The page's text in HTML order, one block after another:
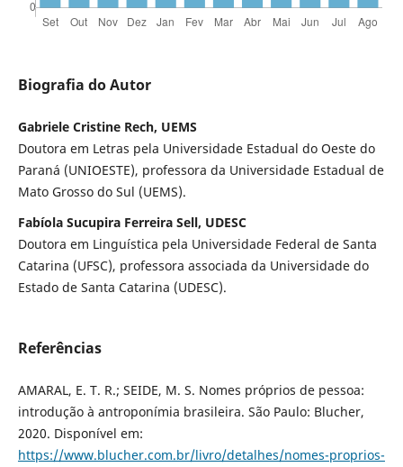
Biografia do Autor
Gabriele Cristine Rech, UEMS
Doutora em Letras pela Universidade Estadual do Oeste do
Paraná (UNIOESTE), professora da Universidade Estadual de
Mato Grosso do Sul (UEMS).
Fabíola Sucupira Ferreira Sell, UDESC
Doutora em Linguística pela Universidade Federal de Santa
Catarina (UFSC), professora associada da Universidade do
Estado de Santa Catarina (UDESC).
Referências
AMARAL, E. T. R.; SEIDE, M. S. Nomes próprios de pessoa:
introdução à antroponímia brasileira. São Paulo: Blucher,
2020. Disponível em:
https://www.blucher.com.br/livro/detalhes/nomes-proprios-